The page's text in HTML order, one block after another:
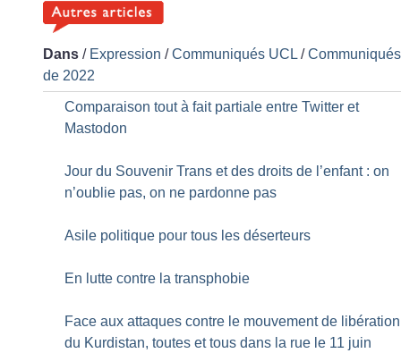
Dans / Expression /Communiqués UCL /Communiqués
de 2022
Comparaison tout à fait partiale entre Twitter et
Mastodon
Jour du Souvenir Trans et des droits de l’enfant : on
n’oublie pas, on ne pardonne pas
Asile politique pour tous les déserteurs
En lutte contre la transphobie
Face aux attaques contre le mouvement de libération
du Kurdistan, toutes et tous dans la rue le 11 juin